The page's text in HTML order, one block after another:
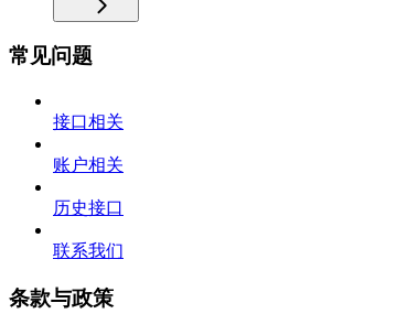
常见问题
接口相关
账户相关
历史接口
联系我们
条款与政策